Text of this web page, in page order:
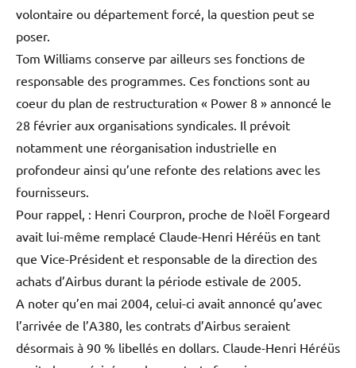
volontaire ou département forcé, la question peut se
poser.
Tom Williams conserve par ailleurs ses fonctions de
responsable des programmes. Ces fonctions sont au
coeur du plan de restructuration « Power 8 » annoncé le
28 février aux organisations syndicales. Il prévoit
notamment une réorganisation industrielle en
profondeur ainsi qu’une refonte des relations avec les
fournisseurs.
Pour rappel, : Henri Courpron, proche de Noël Forgeard
avait lui-même remplacé Claude-Henri Héréüs en tant
que Vice-Président et responsable de la direction des
achats d’Airbus durant la période estivale de 2005.
A noter qu’en mai 2004, celui-ci avait annoncé qu’avec
l’arrivée de l’A380, les contrats d’Airbus seraient
désormais à 90 % libellés en dollars. Claude-Henri Héréüs